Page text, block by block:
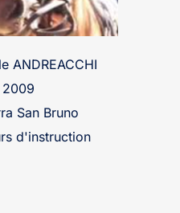
ANDREACCHI
2009
San Bruno
d'instruction